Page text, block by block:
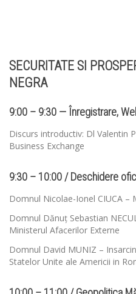
SECURITATE SI
NEGRA
9:00 – 9:30 — Înregistrare,
Discurs introductiv: Dl Valentin
Business Exchange
9:30 – 10:00 / Deschidere
Domnul Nicolae-Ionel CIUCA –
Domnul Dănuț Sebastian
Ministerul Afacerilor Externe
Domnul David MUNIZ –
Statelor Unite ale Americii in